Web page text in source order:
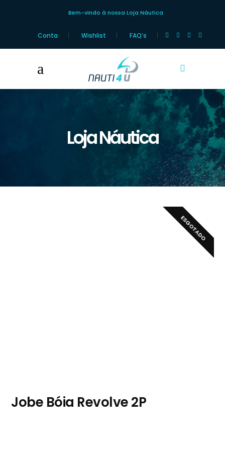
Bem-vindo à nossa Loja Náutica
Conta Wishlist FAQ’s
Loja Náutica
ESGOTADO
Jobe Bóia Revolve 2P